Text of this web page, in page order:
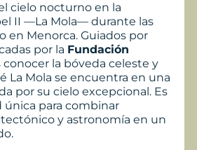
cielo nocturno en la
II —La Mola— durante las
en Menorca. Guiados por
por la Fundación
conocer la bóveda celeste y
La Mola se encuentra en una
por su cielo excepcional. Es
única para combinar
y astronomía en un